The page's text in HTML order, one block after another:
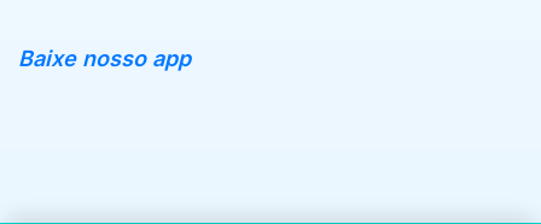
Baixe nosso app